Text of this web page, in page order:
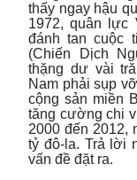
thấy ngay hậu
1972, quân lực
đánh tan cuộc
(Chiến Dịch
thặng dư vài
Nam phải sụp
cộng sản miền
tăng cường chi
2000 đến 2012,
tỷ đô-la. Trả lời
vấn đề đặt ra.